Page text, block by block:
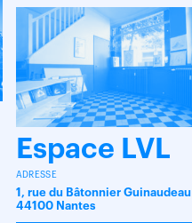
Espace LVL
ADRESSE
1, rue du Bâtonnier Guinaudeau
44100 Nantes